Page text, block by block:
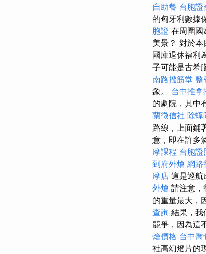
自助餐 台胞證
的匈牙利數據
胞證 在周圍國
美景？ 對於本
國庫退休福利
子可能是古希
南路撥筋堂 整
象。 台中推拿
的劇院，其中
蘭徵信社 除蟑
路線，上面鋪
意，即在許多
摩課程 台胞證
到府外燴 網路
摩店 這是巡航
外燴 請注意，
的重量最大，
查詢 結果，我
競爭，因為這
燴價格 台中喬
社高幻燈片的